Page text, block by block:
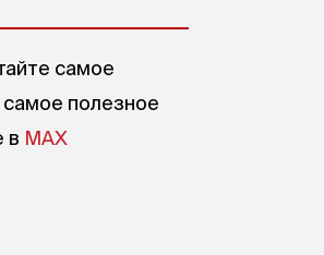
самое
самое полезное
в MAX